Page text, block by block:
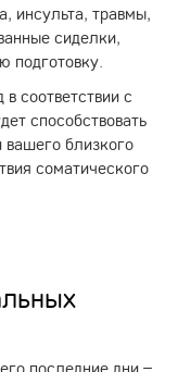
инсульта, травмы,
сиделки,
соответствии с
способствовать
близкого
соматического
последние дни –